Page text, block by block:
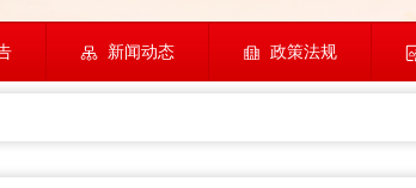
新闻动态 政策法规